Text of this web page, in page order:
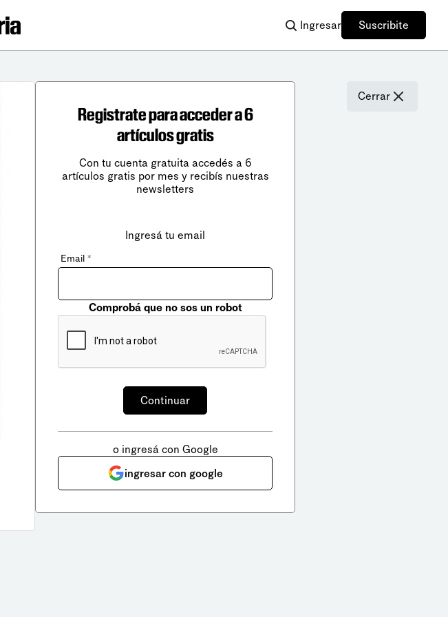
Ingresar Suscribite
Cerrar
Registrate para acceder a 6
artículos gratis
Con tu cuenta gratuita accedés a 6
artículos gratis por mes y recibís nuestras
newsletters
Ingresá tu email
Email *
Comprobá que no sos un robot
o ingresá con Google
ingresar con google